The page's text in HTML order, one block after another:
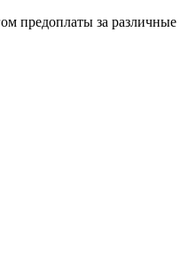
предоплаты за различные